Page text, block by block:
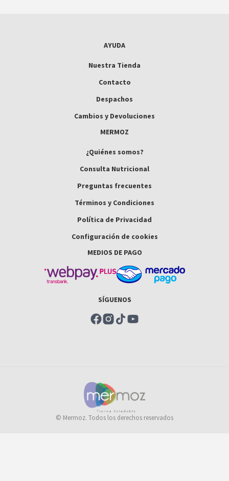
AYUDA
Nuestra Tienda
Contacto
Despachos
Cambios y Devoluciones
MERMOZ
¿Quiénes somos?
Consulta Nutricional
Preguntas frecuentes
Términos y Condiciones
Política de Privacidad
Configuración de cookies
MEDIOS DE PAGO
SÍGUENOS
© Mermoz. Todos los derechos reservados